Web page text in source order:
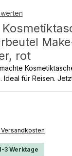
von 0 von 5
rot
Ideal für Reisen.
3 Werktage